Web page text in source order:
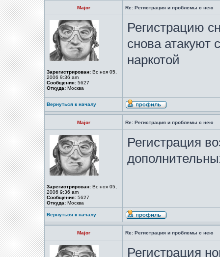
Major Re: Регистрация и проблемы с нею
Зарегистрирован: Вс ноя 05,
2006 9:36 am
Сообщения: 5627
Откуда: Москва
Регистрацию
снова атакуют
наркотой
Вернуться к началу
Major Re: Регистрация и проблемы с нею
Зарегистрирован: Вс ноя 05,
2006 9:36 am
Сообщения: 5627
Откуда: Москва
Регистрация
Вернуться к началу
Major Re: Регистрация и проблемы с нею
Регистрация